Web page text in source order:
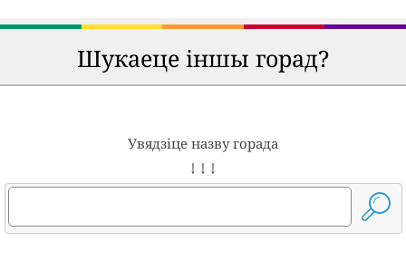
Шукаеце іншы горад?
Увядзіце назву горада
↓ ↓ ↓